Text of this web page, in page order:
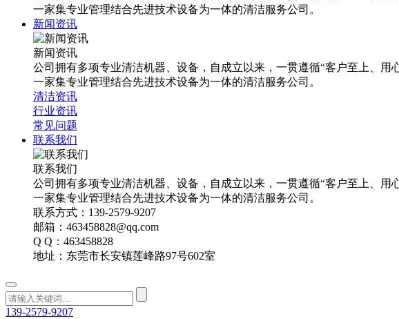
一家集专业管理结合先进技术设备为一体的清洁服务公司。
新闻资讯
新闻资讯
公司拥有多项专业清洁机器、设备，自成立以来，一贯遵循“客户至上、
一家集专业管理结合先进技术设备为一体的清洁服务公司。
清洁资讯
行业资讯
常见问题
联系我们
联系我们
公司拥有多项专业清洁机器、设备，自成立以来，一贯遵循“客户至上、
一家集专业管理结合先进技术设备为一体的清洁服务公司。
联系方式：139-2579-9207
邮箱：463458828@qq.com
Q Q：463458828
地址：东莞市长安镇莲峰路97号602室
139-2579-9207